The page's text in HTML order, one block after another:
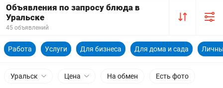
Объявления по запросу блюда в
Уральске
45 объявлений
Работа Услуги Для бизнеса Для дома и сада
Уральск Цена На обмен Есть фото